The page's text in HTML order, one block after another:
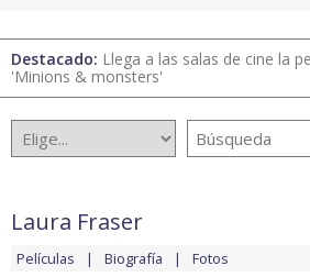
Destacado: Llega a las salas de cine la
'Minions & monsters'
Laura Fraser
Películas Biografía Fotos